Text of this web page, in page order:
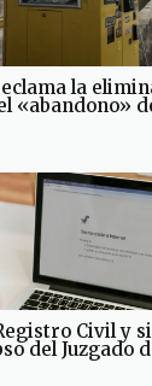
la
«abandono»
Civil y
del Juzgado